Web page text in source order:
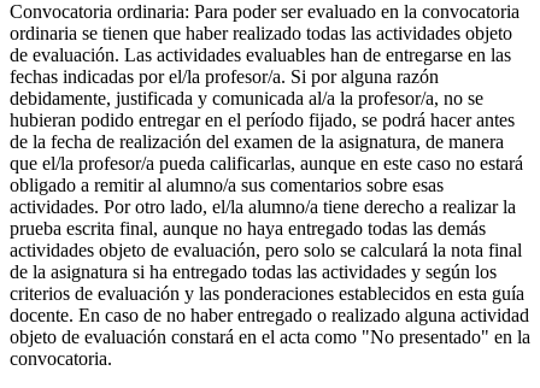
Convocatoria ordinaria: Para poder ser evaluado en la convocatoria
ordinaria se tienen que haber realizado todas las actividades objeto
de evaluación. Las actividades evaluables han de entregarse en las
fechas indicadas por el/la profesor/a. Si por alguna razón
debidamente, justificada y comunicada al/a la profesor/a, no se
hubieran podido entregar en el período fijado, se podrá hacer antes
de la fecha de realización del examen de la asignatura, de manera
que el/la profesor/a pueda calificarlas, aunque en este caso no estará
obligado a remitir al alumno/a sus comentarios sobre esas
actividades. Por otro lado, el/la alumno/a tiene derecho a realizar la
prueba escrita final, aunque no haya entregado todas las demás
actividades objeto de evaluación, pero solo se calculará la nota final
de la asignatura si ha entregado todas las actividades y según los
criterios de evaluación y las ponderaciones establecidos en esta guía
docente. En caso de no haber entregado o realizado alguna actividad
objeto de evaluación constará en el acta como "No presentado" en la
convocatoria.